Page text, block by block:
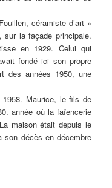
céramiste d’art »
la façade principale.
en 1929. Celui qui
fondé ici son propre
des années 1950, une
1958. Maurice, le fils de
année où la faïencerie
maison était depuis le
son décès en décembre